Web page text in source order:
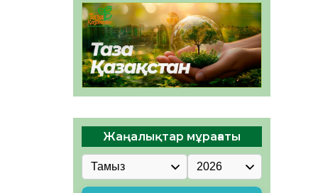
05.08.2026
39 0
Жаңалықтар мұрағаты